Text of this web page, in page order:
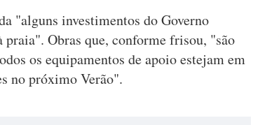
"alguns investimentos do Governo
praia". Obras que, conforme frisou, "são
os equipamentos de apoio estejam em
no próximo Verão".